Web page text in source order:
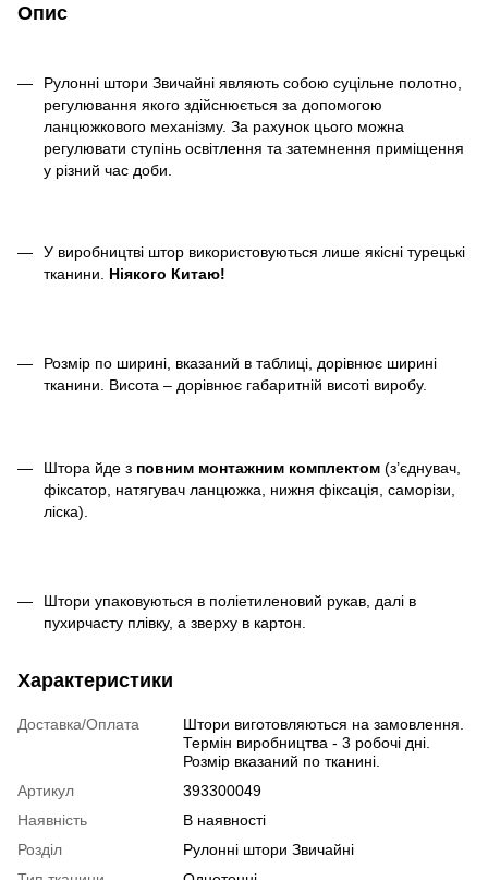
Опис
Рулонні штори Звичайні являють собою суцільне полотно,
регулювання якого здійснюється за допомогою
ланцюжкового механізму. За рахунок цього можна
регулювати ступінь освітлення та затемнення приміщення
у різний час доби.
У виробництві штор використовуються лише якісні турецькі
тканини. Ніякого Китаю!
Розмір по ширині, вказаний в таблиці, дорівнює ширині
тканини. Висота – дорівнює габаритній висоті виробу.
Штора йде з повним монтажним комплектом (з’єднувач,
фіксатор, натягувач ланцюжка, нижня фіксація, саморізи,
ліска).
Штори упаковуються в поліетиленовий рукав, далі в
пухирчасту плівку, а зверху в картон.
Характеристики
Доставка/Оплата
Штори виготовляються на замовлення.
Термін виробництва - 3 робочі дні.
Розмір вказаний по тканині.
Артикул
393300049
Наявність
В наявності
Розділ
Рулонні штори Звичайні